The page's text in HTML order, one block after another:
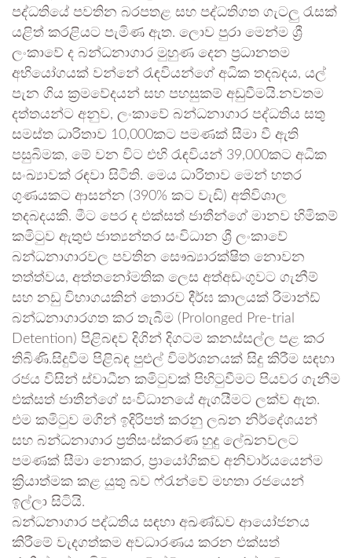
පද්ධතියේ පවතින බරපතළ සහ පද්ධතිගත ගැටලු රැසක්
යළිත් කරළියට පැමිණ ඇත. ලොව පුරා මෙන්ම ශ්‍රී
ලංකාවේ ද බන්ධනාගාර මුහුණ දෙන ප්‍රධානතම
අභියෝගයක් වන්නේ රැඳවියන්ගේ අධික තදබදය, යල්
පැන ගිය ක්‍රමවේදයන් සහ පහසුකම් අඩුවීමයි.නවතම
දත්තයන්ට අනුව, ලංකාවේ බන්ධනාගාර පද්ධතිය සතු
සමස්ත ධාරිතාව 10,000කට පමණක් සීමා වී ඇති
පසුබිමක, මේ වන විට එහි රැඳවියන් 39,000කට අධික
සංඛ්‍යාවක් රඳවා සිටිති. මෙය ධාරිතාව මෙන් හතර
ගුණයකට ආසන්න (390% කට වැඩි) අතිවිශාල
තදබදයකි. මීට පෙර ද එක්සත් ජාතීන්ගේ මානව හිමිකම්
කමිටුව ඇතුළු ජාත්‍යන්තර සංවිධාන ශ්‍රී ලංකාවේ
බන්ධනාගාරවල පවතින සෞඛ්‍යාරක්ෂිත නොවන
තත්ත්වය, අත්තනෝමතික ලෙස අත්අඩංගුවට ගැනීම්
සහ නඩු විභාගයකින් තොරව දීර්ඝ කාලයක් රිමාන්ඩ්
බන්ධනාගාරගත කර තැබීම (Prolonged Pre-trial
Detention) පිළිබඳව දිගින් දිගටම කනස්සල්ල පළ කර
තිබිණි.සිදුවීම පිළිබඳ පුළුල් විමර්ශනයක් සිදු කිරීම සඳහා
රජය විසින් ස්වාධීන කමිටුවක් පිහිටුවීමට පියවර ගැනීම
එක්සත් ජාතීන්ගේ සංවිධානයේ ඇගයීමට ලක්ව ඇත.
එම කමිටුව මගින් ඉදිරිපත් කරනු ලබන නිර්දේශයන්
සහ බන්ධනාගාර ප්‍රතිසංස්කරණ හුදු ලේඛනවලට
පමණක් සීමා නොකර, ප්‍රායෝගිකව අනිවාර්යයෙන්ම
ක්‍රියාත්මක කළ යුතු බව ෆ්රැන්වේ මහතා රජයෙන්
ඉල්ලා සිටියි.
බන්ධනාගාර පද්ධතිය සඳහා අඛණ්ඩව ආයෝජනය
කිරීමේ වැදගත්කම අවධාරණය කරන එක්සත්